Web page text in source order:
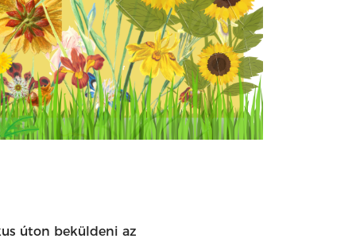
úton beküldeni az